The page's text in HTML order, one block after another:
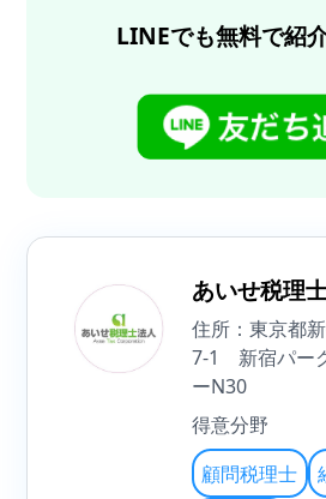
LINEでも無料で紹
あいせ税理
住所：東京都
7-1 新宿パー
ーN30
得意分野
顧問税理士